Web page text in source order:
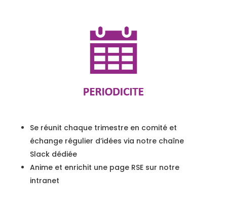
Se réunit chaque trimestre en comité et
échange régulier d’idées via notre chaîne
Slack dédiée
Anime et enrichit une page RSE sur notre
intranet